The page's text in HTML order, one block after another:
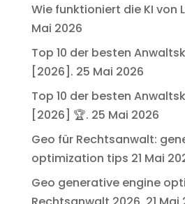
Wie funktioniert die KI von
Mai 2026
Top 10 der besten
[2026]. 25 Mai 2026
Top 10 der besten
[2026] 🏆. 25 Mai 2026
Geo für Rechtsanwalt:
optimization tips 21 Mai
Geo generative engine